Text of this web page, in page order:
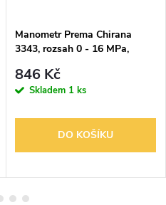
Manometr Prema Chirana
3343, rozsah 0 - 16 MPa,
846 Kč
Skladem 1 ks
DO KOŠÍKU